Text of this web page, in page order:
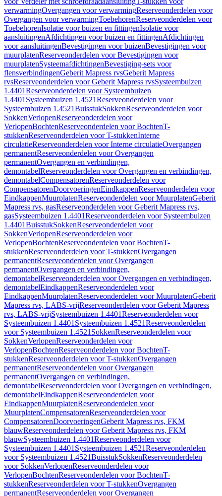
verwarmingOvergangen voor verwarmingReserveonderdelen voor
Overgangen voor verwarmingToebehorenReserveonderdelen voor
ToebehorenIsolatie voor buizen en fittingenIsolatie voor
aansluitingenAfdichtingen voor buizen en fittingenAfdichtingen
voor aansluitingenBevestigingen voor buizenBevestigingen voor
muurplatenReserveonderdelen voor Bevestigingen voor
muurplatenSysteemafdichtingenBevestiging-sets voor
flensverbindingenGeberit Mapress rvsGeberit Mapress
rvsReserveonderdelen voor Geberit Mapress rvsSysteembuizen
1.4401Reserveonderdelen voor Systeembuizen
1.4401 Systeembuizen 1.4521Reserveonderdelen voor
Systeembuizen 1.4521BuisstukSokkenReserveonderdelen voor
SokkenVerlopenReserveonderdelen voor
VerlopenBochtenReserveonderdelen voor BochtenT-
stukkenReserveonderdelen voor T-stukkenInterne
circulatieReserveonderdelen voor Interne circulatieOvergangen
permanentReserveonderdelen voor Overgangen
permanentOvergangen en verbindingen,
demontabelReserveonderdelen voor Overgangen en verbindingen,
demontabelCompensatorenReserveonderdelen voor
CompensatorenDoorvoeringenEindkappenReserveonderdelen voor
EindkappenMuurplatenReserveonderdelen voor MuurplatenGeberit
Mapress rvs, gasReserveonderdelen voor Geberit Mapress rvs,
gasSysteembuizen 1.4401Reserveonderdelen voor Systeembuizen
1.4401BuisstukSokkenReserveonderdelen voor
SokkenVerlopenReserveonderdelen voor
VerlopenBochtenReserveonderdelen voor BochtenT-
stukkenReserveonderdelen voor T-stukkenOvergangen
permanentReserveonderdelen voor Overgangen
permanentOvergangen en verbindingen,
demontabelReserveonderdelen voor Overgangen en verbindingen,
demontabelEindkappenReserveonderdelen voor
EindkappenMuurplatenReserveonderdelen voor MuurplatenGeberit
Mapress rvs, LABS-vrijReserveonderdelen voor Geberit Mapress
rvs, LABS-vrijSysteembuizen 1.4401Reserveonderdelen voor
Systeembuizen 1.4401 Systeembuizen 1.4521Reserveonderdelen
voor Systeembuizen 1.4521 SokkenReserveonderdelen voor
SokkenVerlopenReserveonderdelen voor
VerlopenBochtenReserveonderdelen voor BochtenT-
stukkenReserveonderdelen voor T-stukkenOvergangen
permanentReserveonderdelen voor Overgangen
permanentOvergangen en verbindingen,
demontabelReserveonderdelen voor Overgangen en verbindingen,
demontabelEindkappenReserveonderdelen voor
EindkappenMuurplatenReserveonderdelen voor
MuurplatenCompensatorenReserveonderdelen voor
CompensatorenDoorvoeringenGeberit Mapress rvs, FKM
blauwReserveonderdelen voor Geberit Mapress rvs, FKM
blauwSysteembuizen 1.4401Reserveonderdelen voor
Systeembuizen 1.4401 Systeembuizen 1.4521Reserveonderdelen
voor Systeembuizen 1.4521BuisstukSokkenReserveonderdelen
voor SokkenVerlopenReserveonderdelen voor
VerlopenBochtenReserveonderdelen voor BochtenT-
stukkenReserveonderdelen voor T-stukkenOvergangen
permanentReserveonderdelen voor Overgangen